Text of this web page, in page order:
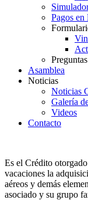
Pagos en
Asamblea
Noticias
Noticias
Galería
Videos
Contacto
Es el Crédito
vacaciones la
aéreos y demás
asociado y su grupo